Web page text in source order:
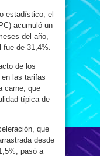
estadístico, el
acumuló un
del año,
fue de 31,4%.
de los
las tarifas
carne, que
típica de
que
desde
pasó a